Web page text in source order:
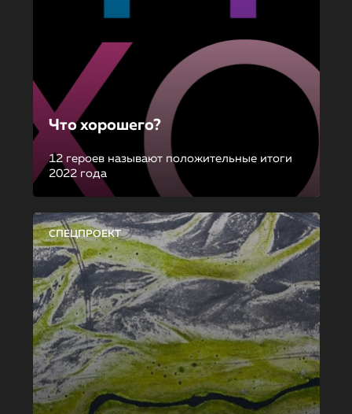
Что хорошего?
12 героев называют положительные итоги
2022 года
СПЕЦПРОЕКТ